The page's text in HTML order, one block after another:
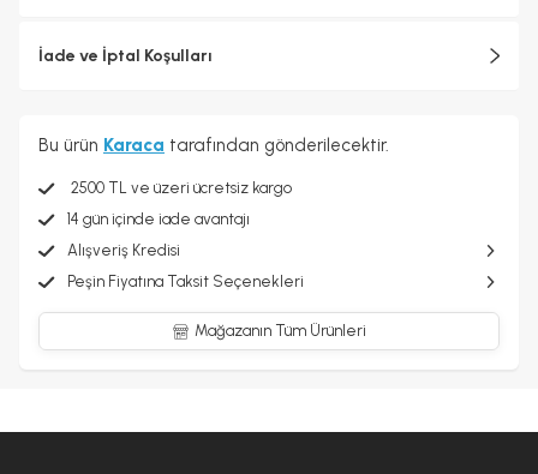
İade ve İptal Koşulları
Bu ürün Karaca tarafından gönderilecektir.
2500 TL ve üzeri ücretsiz kargo
14 gün içinde iade avantajı
Alışveriş Kredisi
Peşin Fiyatına Taksit Seçenekleri
Mağazanın Tüm Ürünleri